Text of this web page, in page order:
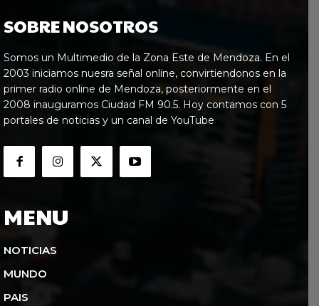
SOBRE NOSOTROS
Somos un Multimedio de la Zona Este de Mendoza. En el
2003 iniciamos nuesra señal online, convirtiendonos en la
primer radio online de Mendoza, posteriormente en el
2008 inauguramos Ciudad FM 90.5. Hoy contamos con 5
portales de noticias y un canal de YouTube
MENU
NOTICIAS
MUNDO
PAIS